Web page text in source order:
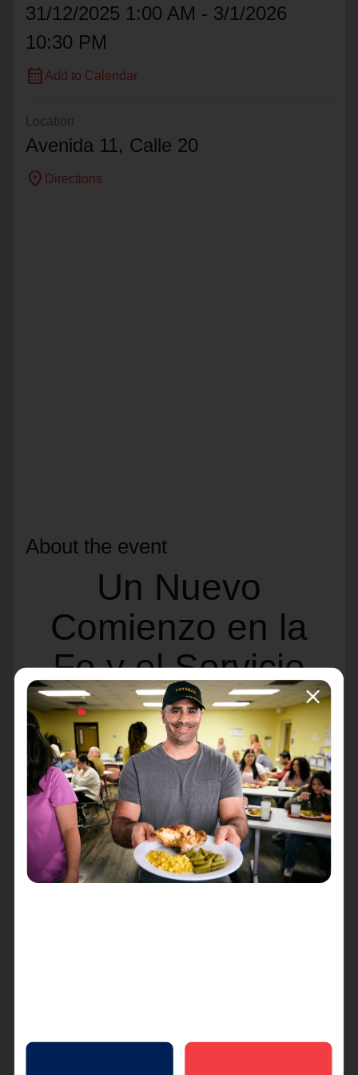
31/12/2025 1:00 AM - 3/1/2026
10:30 PM
calendar_month Add to Calendar
Location
Avenida 11, Calle 20
location_on Directions
About the event
Un Nuevo
Comienzo en la
Fe y el Servicio
Al despedir este año, miramos atrás con gratitud por
todas las bendiciones recibidas, por cada vida tocada,
por cada corazón restaurado, y por el esfuerzo
conjunto que nos ha permitido seguir adelante como
comunidad. Como Territorio Norte de Latinoamérica,
finalizamos el año recordando siempre que el
propósito de nuestra misión es reflejar el amor de
Dios a los más necesitados y ser luz en los lugares
más oscuros.
El Año Nuevo es un tiempo de reflexión, pero también